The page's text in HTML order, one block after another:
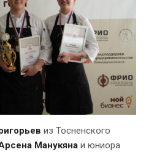
из Тосненского
Манукяна и юниора